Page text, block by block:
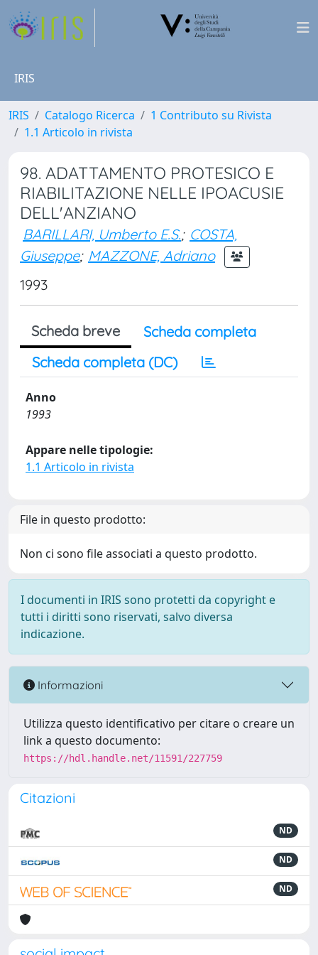
IRIS
IRIS Catalogo Ricerca
1 Contributo su Rivista
1.1 Articolo in rivista
98. ADATTAMENTO PROTESICO E
RIABILITAZIONE NELLE IPOACUSIE
DELL'ANZIANO
BARILLARI, Umberto E.S.; COSTA,
Giuseppe; MAZZONE, Adriano
1993
Scheda breve
Scheda completa
Scheda completa (DC)
Anno
1993
Appare nelle tipologie:
1.1 Articolo in rivista
File in questo prodotto:
Non ci sono file associati a questo prodotto.
I documenti in IRIS sono protetti da copyright e
tutti i diritti sono riservati, salvo diversa
indicazione.
Informazioni
Utilizza questo identificativo per citare o creare un
link a questo documento:
https://hdl.handle.net/11591/227759
Citazioni
ND
ND
ND